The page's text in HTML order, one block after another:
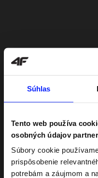
Súhlas
Tento web používa
osobných údajov
Súbory cookie
prispôsobenie
potrebám a záujmom a